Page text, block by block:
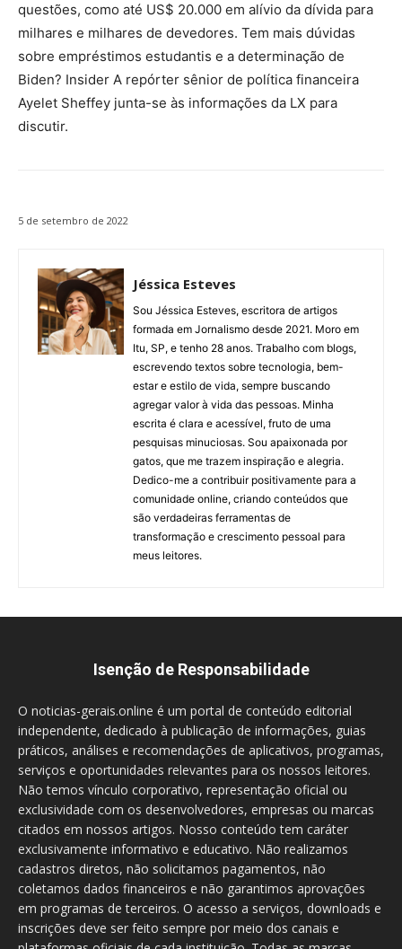
questões, como até US$ 20.000 em alívio da dívida para
milhares e milhares de devedores. Tem mais dúvidas
sobre empréstimos estudantis e a determinação de
Biden? Insider A repórter sênior de política financeira
Ayelet Sheffey junta-se às informações da LX para
discutir.
5 de setembro de 2022
Jéssica Esteves
Sou Jéssica Esteves, escritora de artigos
formada em Jornalismo desde 2021. Moro em
Itu, SP, e tenho 28 anos. Trabalho com blogs,
escrevendo textos sobre tecnologia, bem-
estar e estilo de vida, sempre buscando
agregar valor à vida das pessoas. Minha
escrita é clara e acessível, fruto de uma
pesquisas minuciosas. Sou apaixonada por
gatos, que me trazem inspiração e alegria.
Dedico-me a contribuir positivamente para a
comunidade online, criando conteúdos que
são verdadeiras ferramentas de
transformação e crescimento pessoal para
meus leitores.
Isenção de Responsabilidade
O noticias-gerais.online é um portal de conteúdo editorial
independente, dedicado à publicação de informações, guias
práticos, análises e recomendações de aplicativos, programas,
serviços e oportunidades relevantes para os nossos leitores.
Não temos vínculo corporativo, representação oficial ou
exclusividade com os desenvolvedores, empresas ou marcas
citados em nossos artigos. Nosso conteúdo tem caráter
exclusivamente informativo e educativo. Não realizamos
cadastros diretos, não solicitamos pagamentos, não
coletamos dados financeiros e não garantimos aprovações
em programas de terceiros. O acesso a serviços, downloads e
inscrições deve ser feito sempre por meio dos canais e